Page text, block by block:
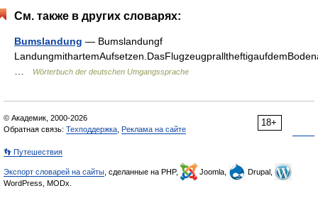
См. также в других словарях:
Bumslandung — Bumslandungf
Wörterbuch der deutschen Umgangssprache
18+
© Академик, 2000-2026
Обратная связь: Техподдержка Реклама на сайте
👣 Путешествия
Экспорт словарей на сайты , сделанные на PHP, Joomla,
Drupal,
WordPress, MODx.